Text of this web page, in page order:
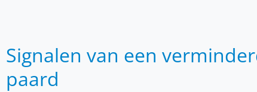
Signalen van een
paard